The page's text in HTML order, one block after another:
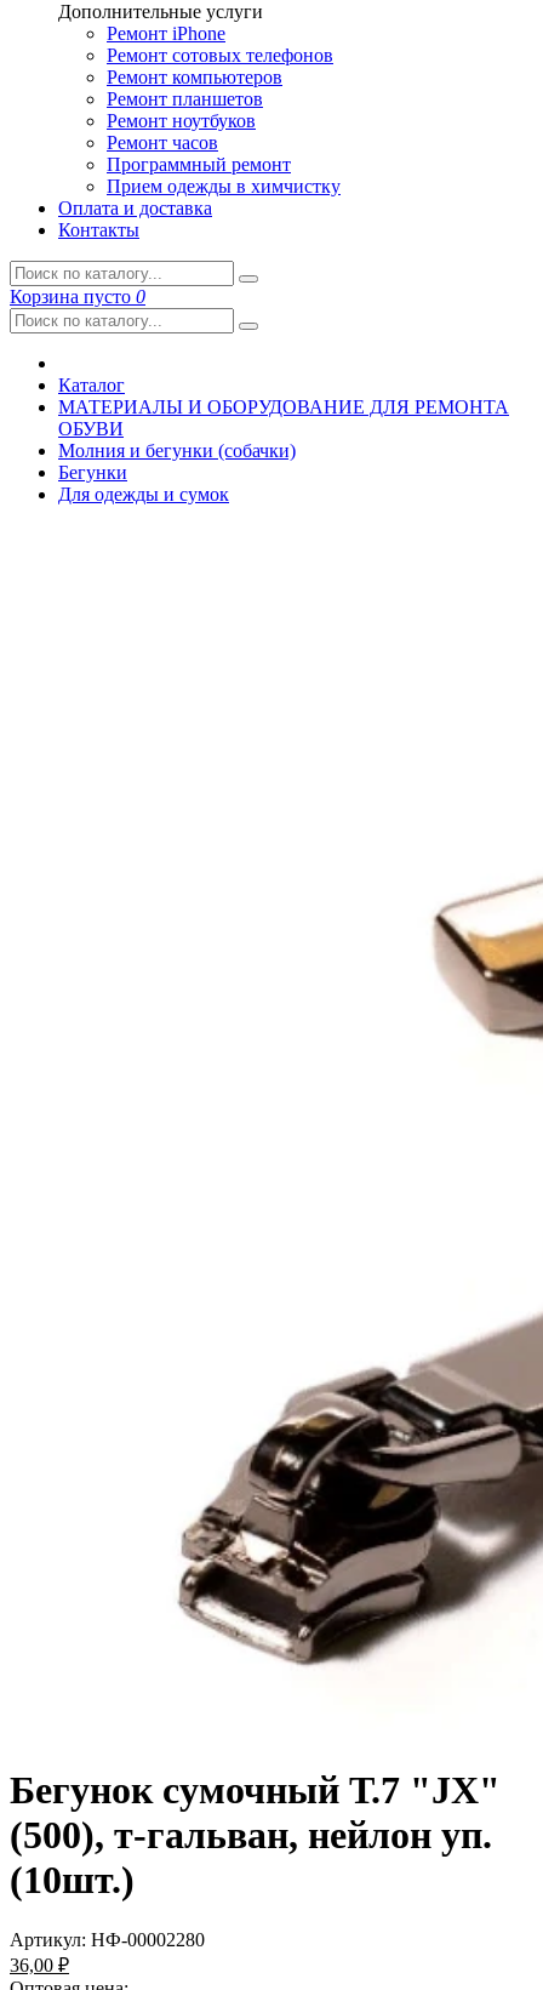
Дополнительные услуги
Ремонт iPhone
Ремонт сотовых телефонов
Ремонт компьютеров
Ремонт планшетов
Ремонт ноутбуков
Ремонт часов
Программный ремонт
Прием одежды в химчистку
Оплата и доставка
Контакты
Корзина пусто 0
Каталог
МАТЕРИАЛЫ И ОБОРУДОВАНИЕ ДЛЯ РЕМОНТА
ОБУВИ
Молния и бегунки (собачки)
Бегунки
Для одежды и сумок
Бегунок сумочный Т.7 "JX"
(500), т-гальван, нейлон уп.
(10шт.)
Артикул: НФ-00002280
36,00 ₽